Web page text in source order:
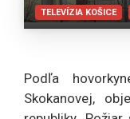
TELEVÍZIA KOŠICE
Podľa
Skokanovej,